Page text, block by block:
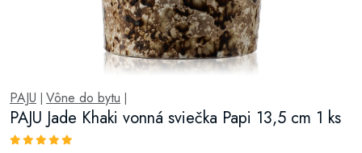
PAJU Vône do bytu
PAJU Jade Khaki vonná sviečka Papi 13,5 cm 1 ks